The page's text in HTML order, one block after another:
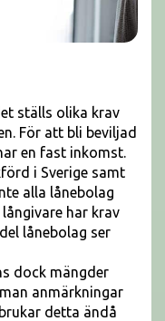
ställs olika krav
För att bli beviljad
en fast inkomst.
i Sverige samt
alla lånebolag
långivare har krav
lånebolag ser
dock mängder
anmärkningar
detta ändå